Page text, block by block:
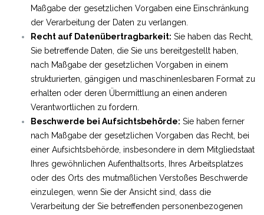
Maßgabe der gesetzlichen Vorgaben eine Einschränkung
der Verarbeitung der Daten zu verlangen.
Recht auf Datenübertragbarkeit: Sie haben das Recht,
Sie betreffende Daten, die Sie uns bereitgestellt haben,
nach Maßgabe der gesetzlichen Vorgaben in einem
strukturierten, gängigen und maschinenlesbaren Format zu
erhalten oder deren Übermittlung an einen anderen
Verantwortlichen zu fordern.
Beschwerde bei Aufsichtsbehörde: Sie haben ferner
nach Maßgabe der gesetzlichen Vorgaben das Recht, bei
einer Aufsichtsbehörde, insbesondere in dem Mitgliedstaat
Ihres gewöhnlichen Aufenthaltsorts, Ihres Arbeitsplatzes
oder des Orts des mutmaßlichen Verstoßes Beschwerde
einzulegen, wenn Sie der Ansicht sind, dass die
Verarbeitung der Sie betreffenden personenbezogenen